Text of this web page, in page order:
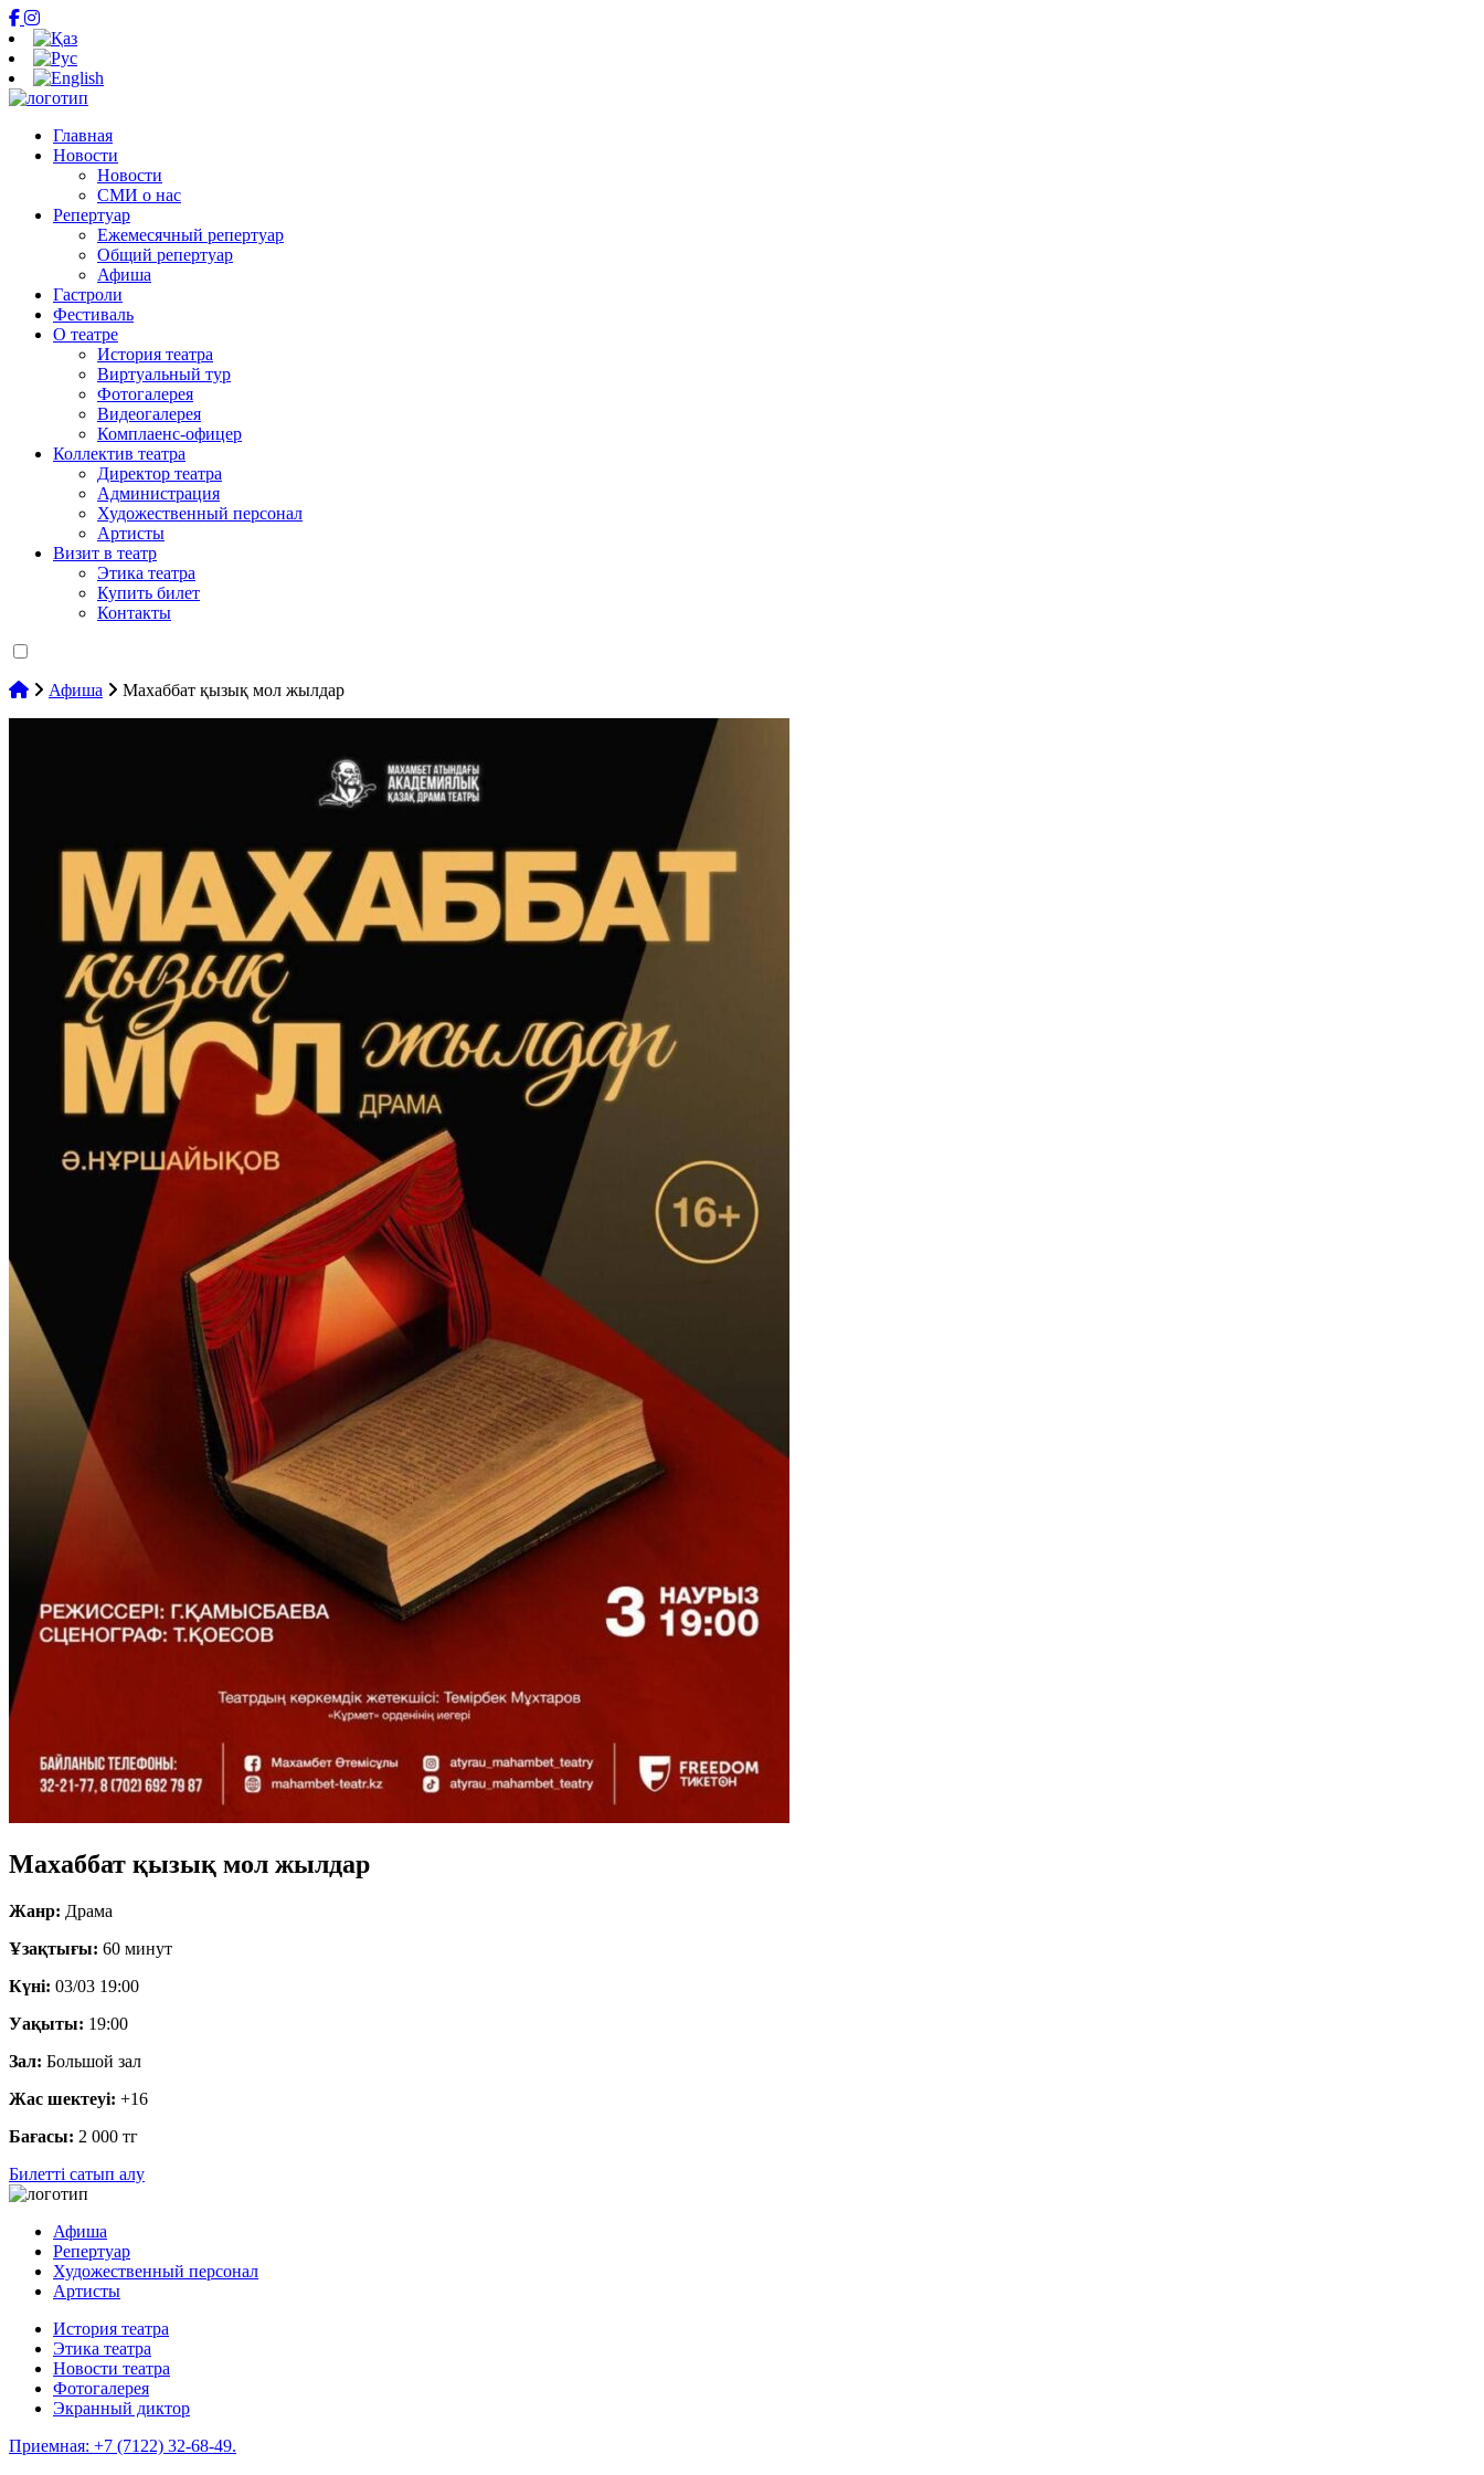
Главная
Новости
Новости
СМИ о нас
Репертуар
Ежемесячный репертуар
Общий репертуар
Афиша
Гастроли
Фестиваль
О театре
История театра
Виртуальный тур
Фотогалерея
Видеогалерея
Комплаенс-офицер
Коллектив театра
Директор театра
Администрация
Художественный персонал
Артисты
Визит в театр
Этика театра
Купить билет
Контакты
Афиша Махаббат қызық мол жылдар
Махаббат қызық мол жылдар
Жанр: Драма
Ұзақтығы: 60 минут
Күні: 03/03 19:00
Уақыты: 19:00
Зал: Большой зал
Жас шектеуі: +16
Бағасы: 2 000 тг
Билетті сатып алу
Афиша
Репертуар
Художественный персонал
Артисты
История театра
Этика театра
Новости театра
Фотогалерея
Экранный диктор
Приемная: +7 (7122) 32-68-49.